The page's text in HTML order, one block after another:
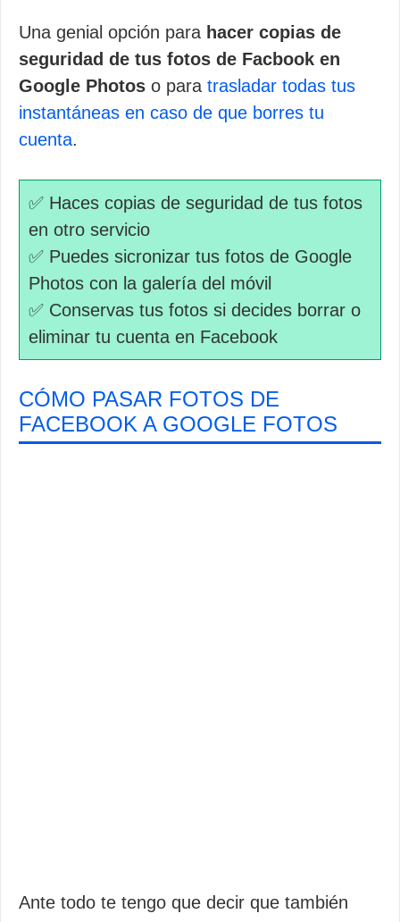
Una genial opción para hacer copias de
seguridad de tus fotos de Facbook en
Google Photos o para trasladar todas tus
instantáneas en caso de que borres tu
cuenta.
✅ Haces copias de seguridad de tus fotos
en otro servicio
✅ Puedes sicronizar tus fotos de Google
Photos con la galería del móvil
✅ Conservas tus fotos si decides borrar o
eliminar tu cuenta en Facebook
CÓMO PASAR FOTOS DE
FACEBOOK A GOOGLE FOTOS
Ante todo te tengo que decir que también